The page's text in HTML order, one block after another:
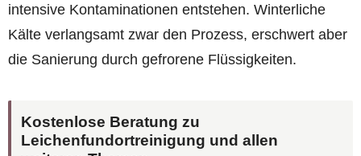
intensive Kontaminationen entstehen. Winterliche
Kälte verlangsamt zwar den Prozess, erschwert aber
die Sanierung durch gefrorene Flüssigkeiten.
Kostenlose Beratung zu
Leichenfundortreinigung und allen